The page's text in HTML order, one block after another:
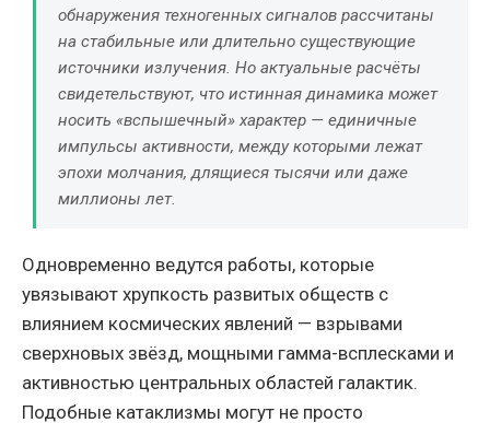
обнаружения техногенных сигналов рассчитаны
на стабильные или длительно существующие
источники излучения. Но актуальные расчёты
свидетельствуют, что истинная динамика может
носить «вспышечный» характер — единичные
импульсы активности, между которыми лежат
эпохи молчания, длящиеся тысячи или даже
миллионы лет.
Одновременно ведутся работы, которые
увязывают хрупкость развитых обществ с
влиянием космических явлений — взрывами
сверхновых звёзд, мощными гамма-всплесками и
активностью центральных областей галактик.
Подобные катаклизмы могут не просто